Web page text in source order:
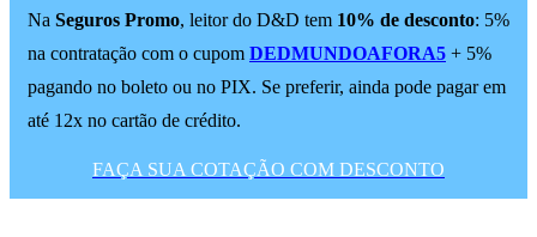
Na Seguros Promo, leitor do D&D tem 10% de desconto: 5%
na contratação com o cupom DEDMUNDOAFORA5 + 5%
pagando no boleto ou no PIX. Se preferir, ainda pode pagar em
até 12x no cartão de crédito.
FAÇA SUA COTAÇÃO COM DESCONTO